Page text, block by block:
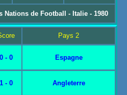
Nations de Football - Italie - 1980
Pays 2
0 - 0 Espagne
1 - 0 Angleterre